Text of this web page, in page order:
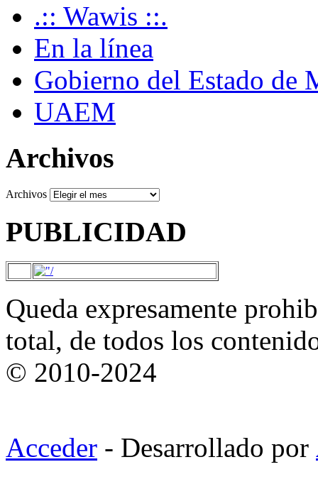
.:: Wawis ::.
En la línea
Gobierno del Estado de
UAEM
Archivos
Archivos
PUBLICIDAD
Queda expresamente
total, de todos los
© 2010-2024
Acceder - Desarrollado por